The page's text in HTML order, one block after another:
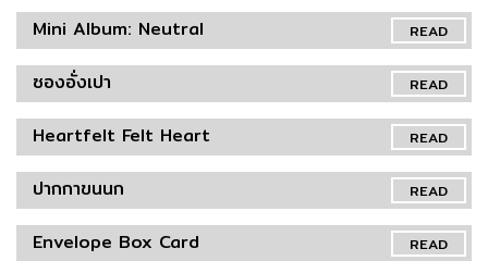
READ
Mini Album: Neutral
READ
ซองอั่งเปา
READ
Heartfelt Felt Heart
READ
ปากกาขนนก
READ
Envelope Box Card